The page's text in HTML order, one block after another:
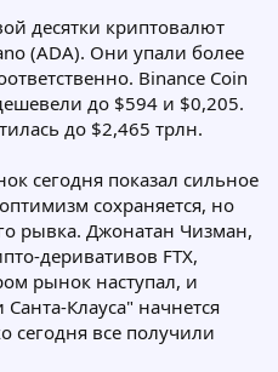
десятки криптовалют
(ADA). Они упали более
Binance Coin
до $594 и $0,205.
до $2,465 трлн.
сегодня показал сильное
сохраняется, но
рывка. Джонатан Чизман,
деривативов FTX,
рынок наступал, и
Клауса" начнется
все получили